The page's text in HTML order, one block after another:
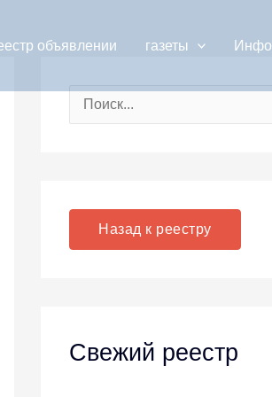
объявлении газеты Инфо
:
Назад к реестру
Свежий реестр